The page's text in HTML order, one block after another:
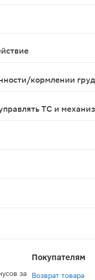
слабость,
кормлении
ТС и
за
Покупателям
Возврат товара